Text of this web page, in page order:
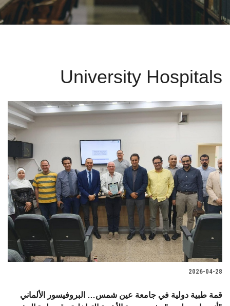
البحث العلمي
المراكز والوحدات
الأنظمة الذكية
الإعلام
تواصل معنا
الطلاب
هيئة التدريس
الدراسات العليا
University Hospitals
2026-04-28
قمة طبية دولية في جامعة عين شمس… البروفيسور الألماني